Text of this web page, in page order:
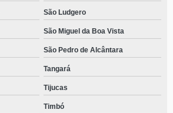
São Ludgero
São Miguel da Boa Vista
São Pedro de Alcântara
Tangará
Tijucas
Timbó